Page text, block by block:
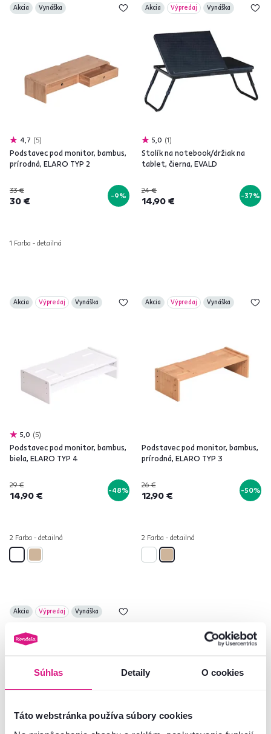
Súhlas Detaily O cookies
Táto webstránka používa súbory cookies
Akcia Vynáška
4,7 5
Podstavec pod monitor, bambus,
prírodná, ELARO TYP 2
33 €
30 € -9%
1 Farba - detailná
Akcia Výpredaj Vynáška
5,0 1
Stolík na notebook/držiak na
tablet, čierna, EVALD
24 €
14,90 € -37%
Akcia Výpredaj Vynáška
5,0 5
Podstavec pod monitor, bambus,
biela, ELARO TYP 4
29 €
14,90 € -48%
2 Farba - detailná
Akcia Výpredaj Vynáška
Podstavec pod monitor, bambus,
prírodná, ELARO TYP 3
26 €
12,90 € -50%
2 Farba - detailná
Akcia Výpredaj Vynáška